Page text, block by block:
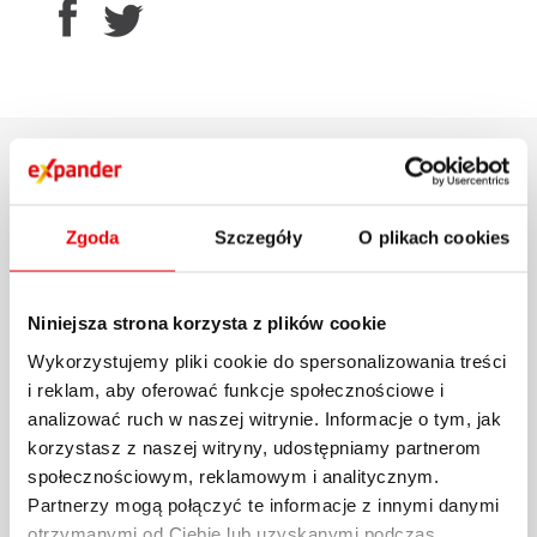
Zgoda Szczegóły O plikach cookies
Niniejsza strona korzysta z plików cookie
Wykorzystujemy pliki cookie do spersonalizowania treści
i reklam, aby oferować funkcje społecznościowe i
analizować ruch w naszej witrynie. Informacje o tym, jak
korzystasz z naszej witryny, udostępniamy partnerom
społecznościowym, reklamowym i analitycznym.
Partnerzy mogą połączyć te informacje z innymi danymi
otrzymanymi od Ciebie lub uzyskanymi podczas
POWIĄZANE AKTUALNOŚCI